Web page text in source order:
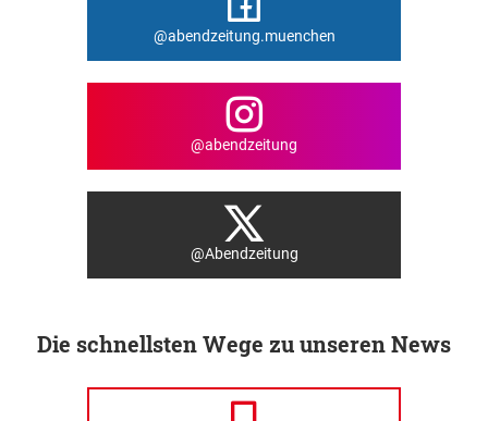
@abendzeitung.muenchen
@abendzeitung
@Abendzeitung
Die schnellsten Wege zu unseren News